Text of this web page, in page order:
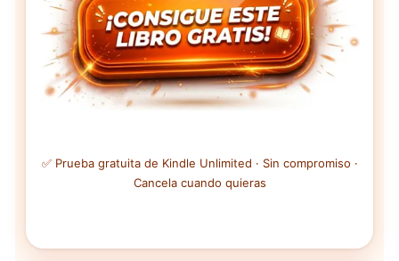
✅ Prueba gratuita de Kindle Unlimited · Sin compromiso ·
Cancela cuando quieras